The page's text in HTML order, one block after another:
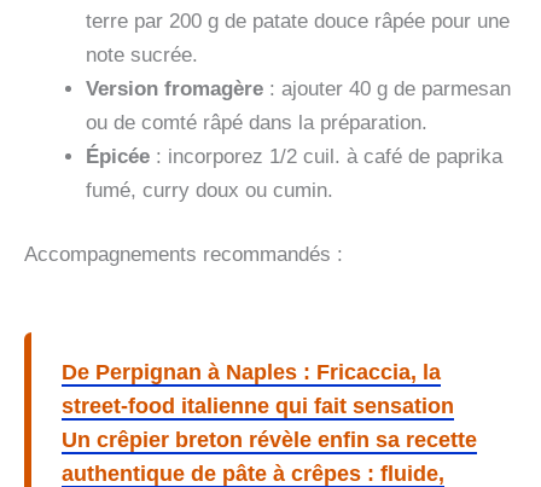
terre par 200 g de patate douce râpée pour une
note sucrée.
Version fromagère : ajouter 40 g de parmesan
ou de comté râpé dans la préparation.
Épicée : incorporez 1/2 cuil. à café de paprika
fumé, curry doux ou cumin.
Accompagnements recommandés :
De Perpignan à Naples : Fricaccia, la
street-food italienne qui fait sensation
Un crêpier breton révèle enfin sa recette
authentique de pâte à crêpes : fluide,